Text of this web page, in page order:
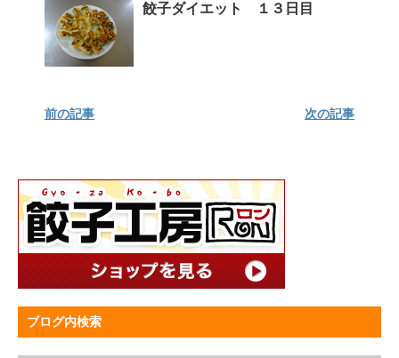
餃子ダイエット １３日目
前の記事 次の記事
ブログ内検索